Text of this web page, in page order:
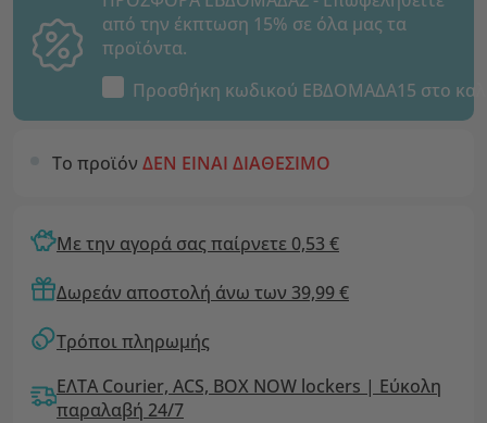
από την έκπτωση 15% σε όλα μας τα
προϊόντα.
Προσθήκη κωδικού ΕΒΔΟΜΑΔΑ15 στο
Το προϊόν ΔΕΝ ΕΙΝΑΙ ΔΙΑΘΕΣΙΜΟ
Με την αγορά σας παίρνετε 0,53 €
Δωρεάν αποστολή άνω των 39,99 €
Τρόποι πληρωμής
ΕΛΤΑ Courier, ACS, BOX NOW lockers | Εύκολη
παραλαβή 24/7